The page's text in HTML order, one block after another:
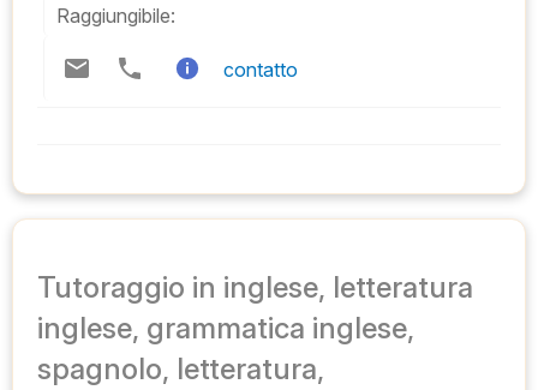
Raggiungibile:
contatto
Tutoraggio in inglese, letteratura
inglese, grammatica inglese,
spagnolo, letteratura,